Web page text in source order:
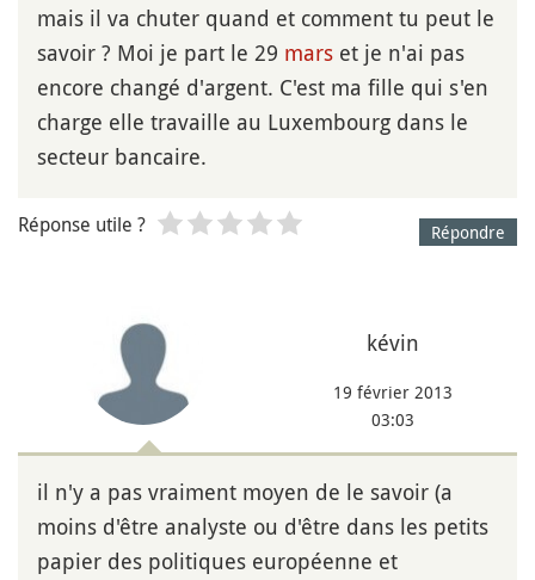
mais il va chuter quand et comment tu peut le
savoir ? Moi je part le 29 mars et je n'ai pas
encore changé d'argent. C'est ma fille qui s'en
charge elle travaille au Luxembourg dans le
secteur bancaire.
Répondre
Réponse utile ?
kévin
19 février 2013
03:03
il n'y a pas vraiment moyen de le savoir (a
moins d'être analyste ou d'être dans les petits
papier des politiques européenne et